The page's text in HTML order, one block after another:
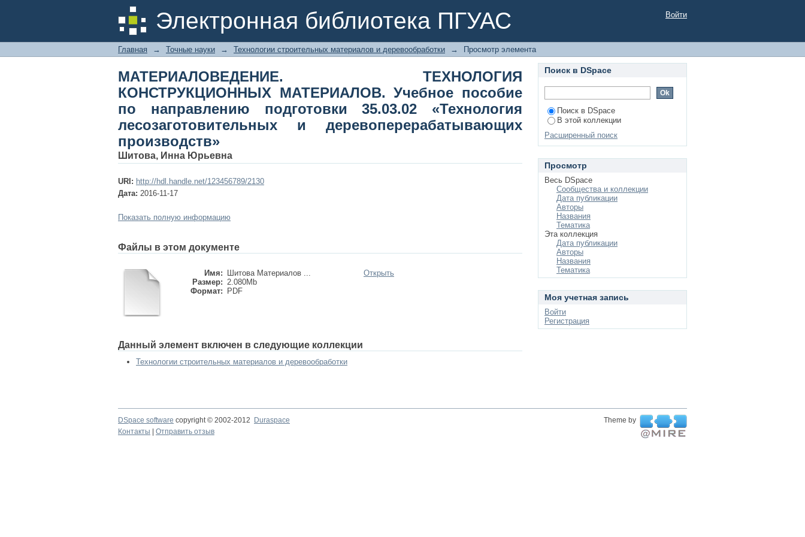
Электронная библиотека ПГУАС
МАТЕРИАЛОВЕДЕНИЕ. ТЕХНОЛОГИЯ КОНСТРУКЦИОННЫХ МАТЕРИАЛОВ.
Учебное пособие по направлению подготовки 35.03.02 «Технология
лесозаготовительных и деревоперерабатывающих производств»
Войти
Главная → Точные науки → Технологии строительных материалов и деревообработки → Просмотр элемента
МАТЕРИАЛОВЕДЕНИЕ. ТЕХНОЛОГИЯ
КОНСТРУКЦИОННЫХ МАТЕРИАЛОВ. Учебное пособие
по направлению подготовки 35.03.02 «Технология
лесозаготовительных и деревоперерабатывающих
производств»
Шитова, Инна Юрьевна
URI: http://hdl.handle.net/123456789/2130
Дата: 2016-11-17
Показать полную информацию
Файлы в этом документе
Имя:
Шитова Материалов ...
Размер: 2.080Mb
Формат:
PDF
Открыть
Данный элемент включен в следующие коллекции
Технологии строительных материалов и деревообработки
Поиск в DSpace
Поиск в DSpace
В этой коллекции
Расширенный поиск
Просмотр
Весь DSpace
Сообщества и коллекции
Дата публикации
Авторы
Названия
Тематика
Эта коллекция
Дата публикации
Авторы
Названия
Тематика
Моя учетная запись
Войти
Регистрация
DSpace software copyright © 2002-2012 Duraspace
Theme by
Контакты
Отправить отзыв